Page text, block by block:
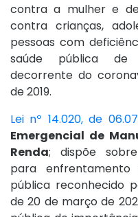
contra a mulher e
contra crianças,
pessoas com
saúde pública de
decorrente do
de 2019.
Lei nº 14.020, de
Emergencial de
Renda; dispõe
para
pública reconhecido
de 20 de março de